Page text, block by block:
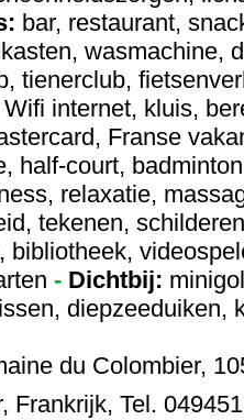
bar, restaurant,
wasmachine,
tienerclub,
internet, kluis,
Franse
half-court,
relaxatie,
tekenen,
bibliotheek,
- Dichtbij:
diepzeeduiken,
du Colombier,
Frankrijk, Tel.